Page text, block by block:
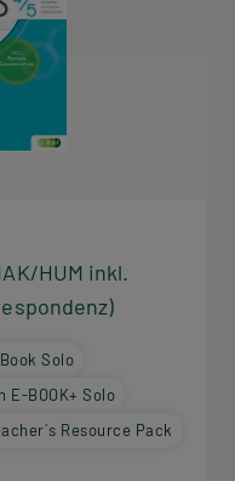
HUM inkl.
Solo
E-BOOK+ Solo
Resource Pack